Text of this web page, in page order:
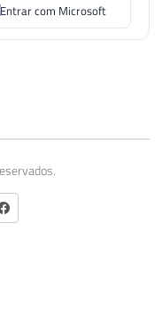
Entrar com Microsoft